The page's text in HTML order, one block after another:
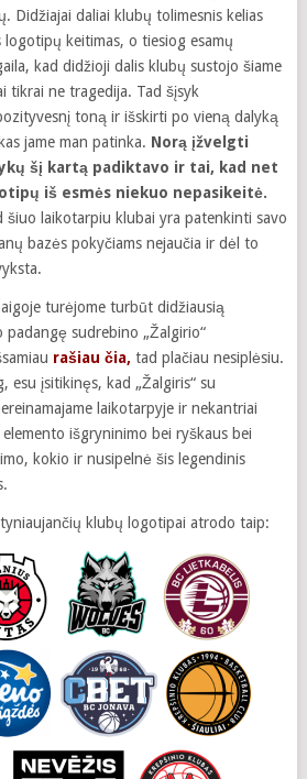
Didžiajai daliai klubų tolimesnis kelias
keitimas, o tiesiog esamų
kad didžioji dalis klubų sustojo šiame
tikrai ne tragedija. Tad šįsyk
toną ir išskirti po vieną dalyką
jame man patinka. Norą įžvelgti
šį kartą padiktavo ir tai, kad net
iš esmės niekuo nepasikeitė.
šiuo laikotarpiu klubai yra patenkinti savo
bazės pokyčiams nejaučia ir dėl to
turėjome turbūt didžiausią
sudrebino „Žalgirio“
rašiau čia, tad plačiau nesiplėsiu.
esu įsitikinęs, kad „Žalgiris“ su
laikotarpyje ir nekantriai
išgryninimo bei ryškaus bei
kokio ir nusipelnė šis legendinis
klubų logotipai atrodo taip: